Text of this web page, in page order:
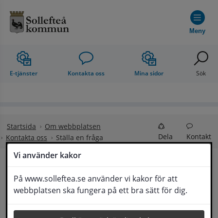
Vi använder kakor
På www.solleftea.se använder vi kakor för att
webbplatsen ska fungera på ett bra sätt för dig.
Meny
E-tjänster Kontakta oss Mina sidor Sök
Startsida
Om webbplatsen
Kontakta oss
Ställa en fråga Dela Kontakt
Ställa en fråga
Om din fråga är omfattande kan det bli aktuellt